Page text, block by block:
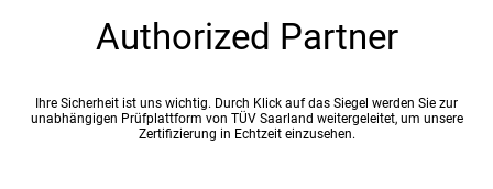
Authorized Partner
Ihre Sicherheit ist uns wichtig. Durch Klick auf das Siegel werden Sie zur
unabhängigen Prüfplattform von TÜV Saarland weitergeleitet, um unsere
Zertifizierung in Echtzeit einzusehen.